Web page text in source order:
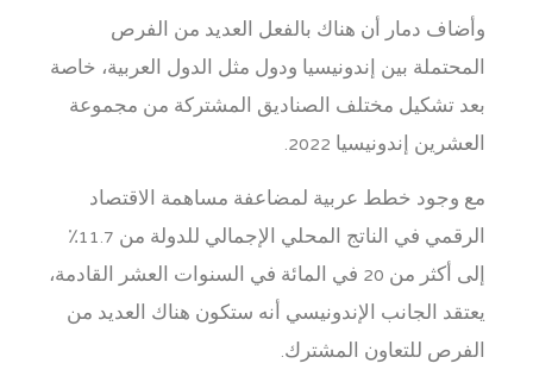
وأضاف دمار أن هناك بالفعل العديد من الفرص
المحتملة بين إندونيسيا ودول مثل الدول العربية، خاصة
بعد تشكيل مختلف الصناديق المشتركة من مجموعة
العشرين إندونيسيا 2022.
مع وجود خطط عربية لمضاعفة مساهمة الاقتصاد
الرقمي في الناتج المحلي الإجمالي للدولة من 11.7٪
إلى أكثر من 20 في المائة في السنوات العشر القادمة،
يعتقد الجانب الإندونيسي أنه ستكون هناك العديد من
الفرص للتعاون المشترك.